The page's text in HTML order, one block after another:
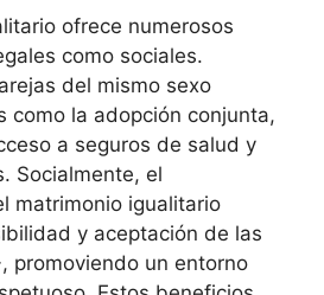
ofrece numerosos
como sociales.
del mismo sexo
como la adopción conjunta,
a seguros de salud y
Socialmente, el
matrimonio igualitario
y aceptación de las
promoviendo un entorno